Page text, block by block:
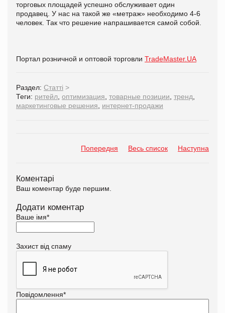
торговых площадей успешно обслуживает один
продавец. У нас на такой же «метраж» необходимо 4-6
человек. Так что решение напрашивается самой собой.
Портал розничной и оптовой торговли TradeMaster.UA
Раздел: Статті >
Теги: ритейл оптимизация товарные позиции тренд
маркетинговые решения
интернет-продажи
Попередня Весь список Наступна
Коментарі
Ваш коментар буде першим.
Додати коментар
Ваше імя*
Захист від спаму
Повідомлення*